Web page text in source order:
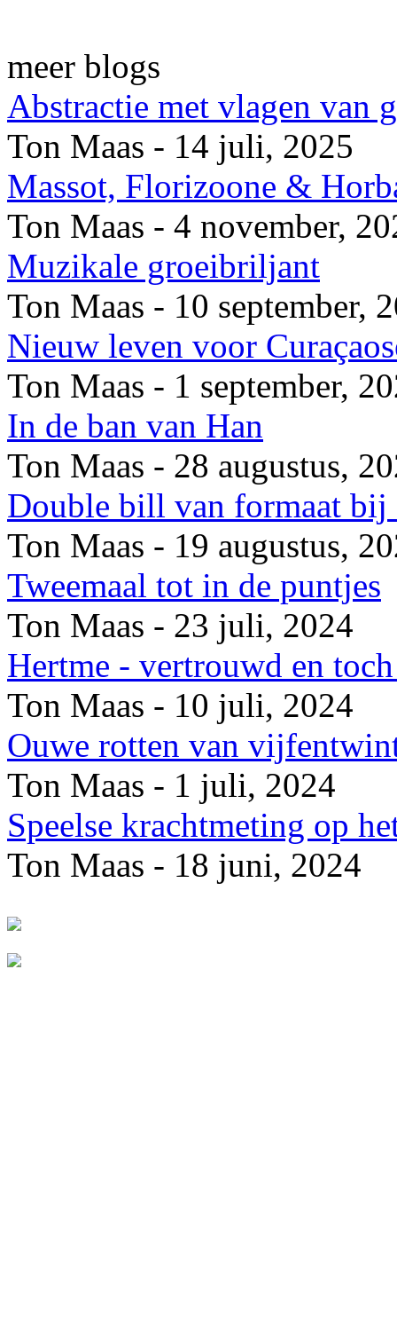
meer blogs
Abstractie met vlagen van
Ton Maas - 14 juli, 2025
Massot, Florizoone &
Ton Maas - 4 november,
Muzikale groeibriljant
Ton Maas - 10 september,
Nieuw leven voor
Ton Maas - 1 september,
In de ban van Han
Ton Maas - 28 augustus,
Double bill van formaat bij
Ton Maas - 19 augustus,
Tweemaal tot in de puntjes
Ton Maas - 23 juli, 2024
Hertme - vertrouwd en
Ton Maas - 10 juli, 2024
Ouwe rotten van
Ton Maas - 1 juli, 2024
Speelse krachtmeting op
Ton Maas - 18 juni, 2024